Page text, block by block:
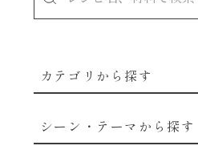
カテゴリから探す
シーン・テーマから探す